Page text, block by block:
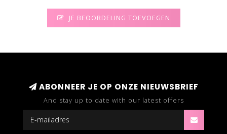
JE BEOORDELING TOEVOEGEN
ABONNEER JE OP ONZE NIEUWSBRIEF
And stay up to date with our latest offers